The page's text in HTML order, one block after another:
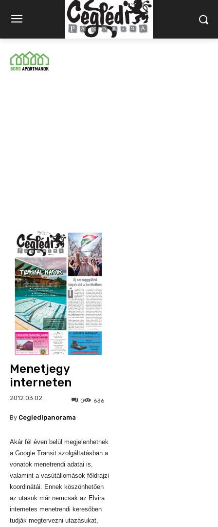
Menetjegy
interneten
2012.03.02. 636
0
By Cegledipanorama
Akár fél éven belül megjelenhetnek
a Google Transit szolgáltatásban a
vonatok menetrendi adatai is,
valamint a vasútállomások földrajzi
koordinátái. Ennek köszönhetően
az utasok már nemcsak az Elvira
internetes menetrendi keresőben
tudják megtervezni utazásukat,